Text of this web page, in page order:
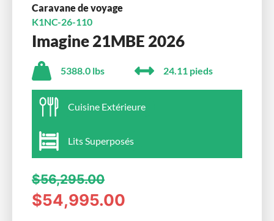
Caravane de voyage
K1NC-26-110
Imagine 21MBE 2026
5388.0 lbs 24.11 pieds
Cuisine Extérieure
Lits Superposés
$56,295.00
$54,995.00